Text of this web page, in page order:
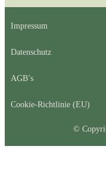
Impressum
Datenschutz
AGB’s
Cookie-Richtlinie (EU)
©